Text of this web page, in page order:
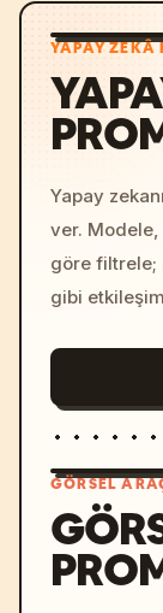
YAPAY ZEKÂ
Yapay
ver. Modele,
göre filtrele;
gibi
GÖRSEL